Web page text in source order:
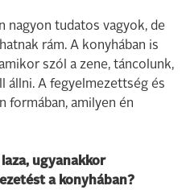
nagyon tudatos vagyok, de
rám. A konyhában is
szól a zene, táncolunk,
állni. A fegyelmezettség és
formában, amilyen én
ugyanakkor
a konyhában?